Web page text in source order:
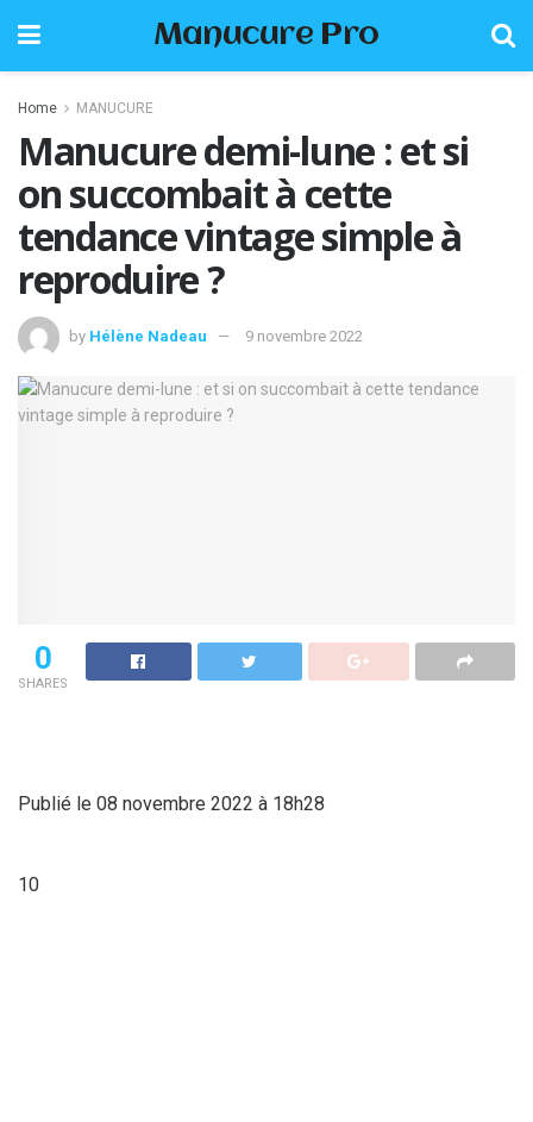
Manucure Pro
Home MANUCURE
Manucure demi-lune : et si
on succombait à cette
tendance vintage simple à
reproduire ?
by Hélène Nadeau 9 novembre 2022
0
SHARES
Publié le 08 novembre 2022 à 18h28
10